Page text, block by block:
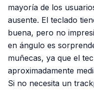
mayoría de los
ausente. El teclado
buena, pero no
en ángulo es
muñecas, ya que el
aproximadamente
Si no necesita un